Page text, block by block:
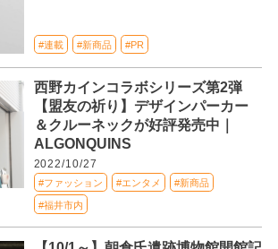
#連載 #新商品 #PR
西野カインコラボシリーズ第2弾
【盟友の祈り】デザインパーカー
＆クルーネックが好評発売中｜
ALGONQUINS
2022/10/27
#ファッション #エンタメ #新商品
#福井市内